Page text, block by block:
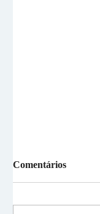
Comentários